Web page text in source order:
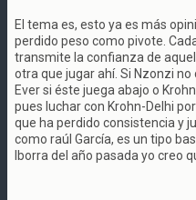
El tema es, esto ya es más
perdido peso como pivote.
transmite la confianza de
otra que jugar ahí. Si Nzonzi
Ever si éste juega abajo o
pues luchar con Krohn-Delhi
que ha perdido consistencia y
como raúl García, es un tipo
Iborra del año pasada yo creo